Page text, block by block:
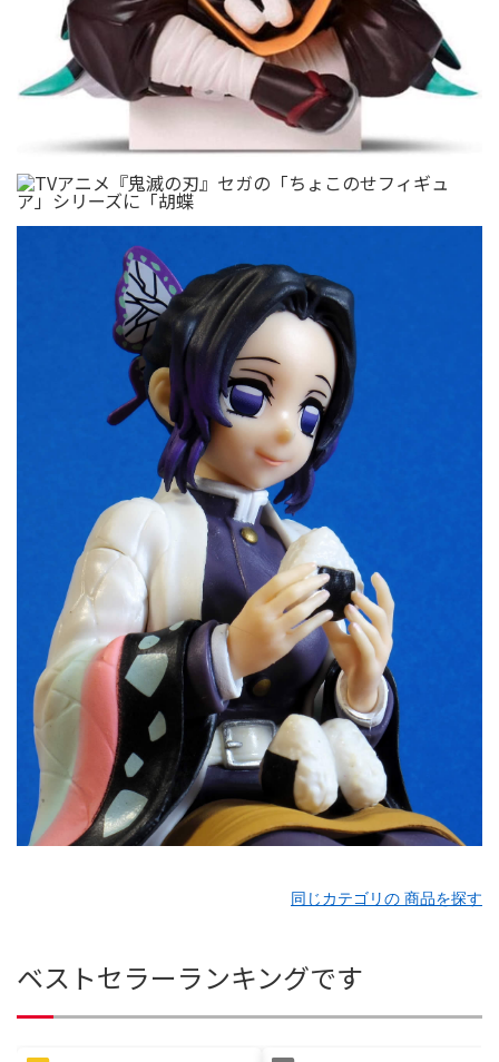
同じカテゴリの 商品を探す
ベストセラーランキングです